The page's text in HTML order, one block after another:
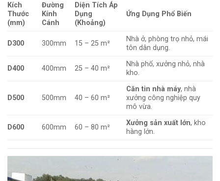
Kích
Thước
(mm)
Đường
Kính
Cánh
Diện Tích Áp
Dụng
(Khoảng)
Ứng Dụng Phổ Biến
D300 300mm 15 – 25 m²
Nhà ở, phòng trọ nhỏ, mái
tôn dân dụng.
D400 400mm 25 – 40 m²
Nhà phố, xưởng nhỏ, nhà
kho.
D500 500mm 40 – 60 m²
Căn tin nhà máy, nhà
xưởng công nghiệp quy
mô vừa.
D600 600mm 60 – 80 m²
Xưởng sản xuất lớn, kho
hàng lớn.